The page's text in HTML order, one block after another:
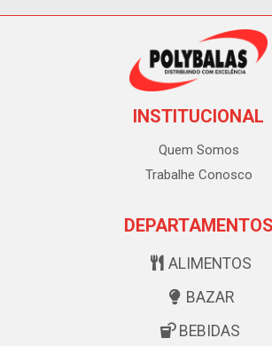
INSTITUCIONAL
Quem Somos
Trabalhe Conosco
DEPARTAMENTOS
ALIMENTOS
BAZAR
BEBIDAS